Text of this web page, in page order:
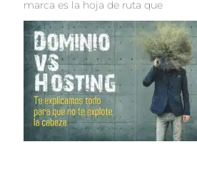
marca es la hoja de ruta que